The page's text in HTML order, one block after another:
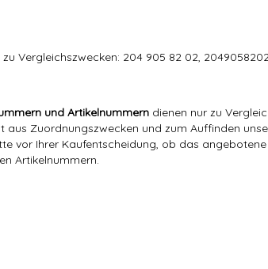
Vergleichszwecken: 204 905 82 02,
und Artikelnummern dienen nur zu
Zuordnungszwecken und zum Auffinden
vor Ihrer Kaufentscheidung, ob das
Artikelnummern.